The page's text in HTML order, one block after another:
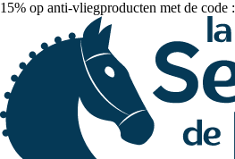
15% op anti-vliegproducten met de code :